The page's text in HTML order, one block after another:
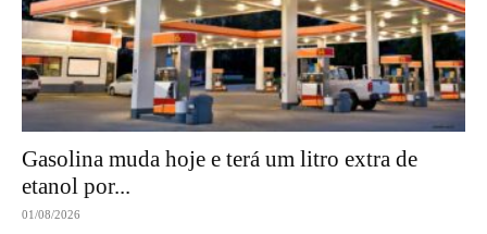
Gasolina muda hoje e terá um litro extra de
etanol por...
01/08/2026